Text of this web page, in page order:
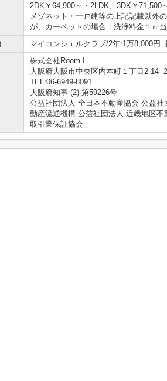
2DK￥64,900～・2LDK、3DK￥71,500
メゾネット・一戸建等の上記記載以外
が、カーペットの場合：洗浄料金１㎡当
マイコンシェルクラブ/2年:1万8,000円
株式会社Room I
大阪府大阪市中央区内本町１丁目2-14
TEL:06-6949-8091
大阪府知事 (2) 第59226号
公益社団法人 全日本不動産協会 公益
動産流通機構 公益社団法人 近畿地区
取引業保証協会